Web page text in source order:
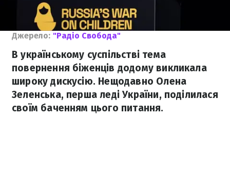
Джерело: "Радіо Свобода"
В українському суспільстві тема
повернення біженців додому викликала
широку дискусію. Нещодавно Олена
Зеленська, перша леді України, поділилася
своїм баченням цього питання.